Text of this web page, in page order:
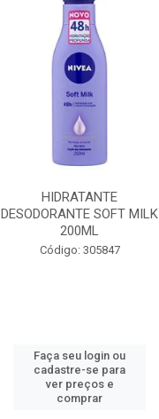
HIDRATANTE
DESODORANTE SOFT MILK
200ML
Código: 305847
Faça seu login ou
cadastre-se para
ver preços e
comprar